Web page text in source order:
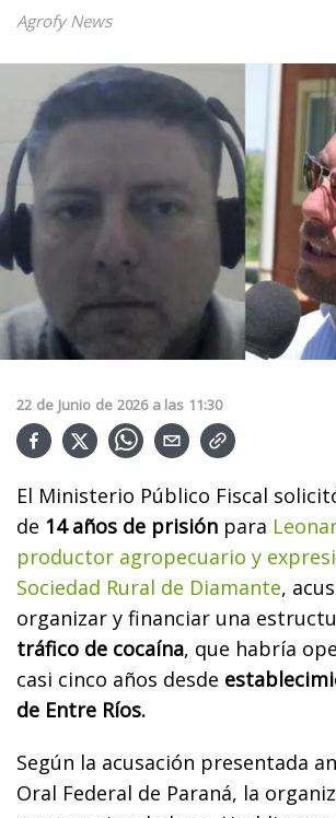
Agrofy News
22 de Junio de 2026 a las 11:30
El Ministerio Público Fiscal
de 14 años de prisión para
productor agropecuario y
Sociedad Rural de Diamante,
organizar y financiar una
tráfico de cocaína, que habría
casi cinco años desde
de Entre Ríos.
Según la acusación presentada
Oral Federal de Paraná, la